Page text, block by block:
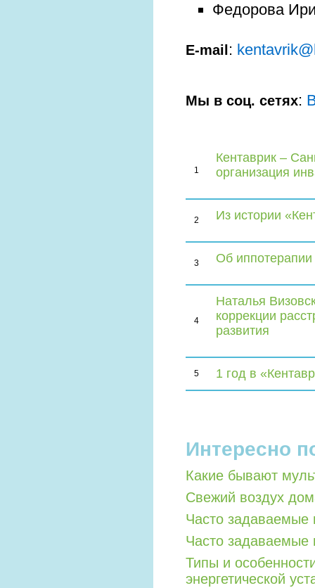
Федорова
E-mail :
Мы в соц. сетях:
1
Кентаврик –
организация
2 Из истории
3 Об иппотерапии
4
Наталья
коррекции
развития
5 1 год в
Интересно
Какие бывают
Свежий воздух
Часто задаваемые
Часто задаваемые
Типы и
энергетической